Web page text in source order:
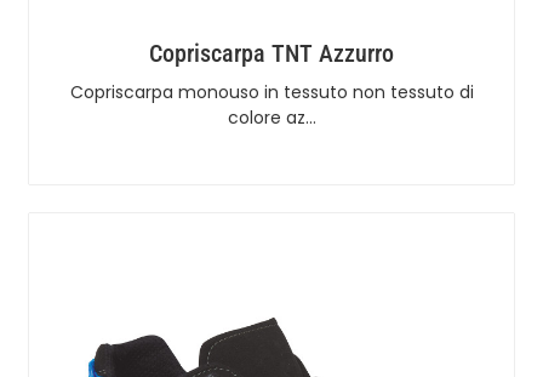
Copriscarpa TNT Azzurro
Copriscarpa monouso in tessuto non tessuto di
colore az…